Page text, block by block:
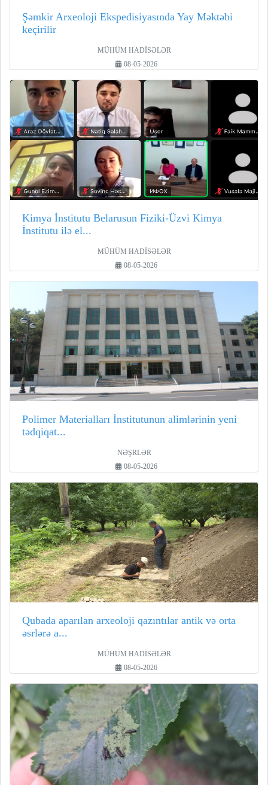
Şəmkir Arxeoloji Ekspedisiyasında Yay Məktəbi
keçirilir
MÜHÜM HADİSƏLƏR
08-05-2026
Kimya İnstitutu Belarusun Fiziki-Üzvi Kimya
İnstitutu ilə el...
MÜHÜM HADİSƏLƏR
08-05-2026
Polimer Materialları İnstitutunun alimlərinin yeni
tədqiqat...
NƏŞRLƏR
08-05-2026
Qubada aparılan arxeoloji qazıntılar antik və orta
əsrlərə a...
MÜHÜM HADİSƏLƏR
08-05-2026